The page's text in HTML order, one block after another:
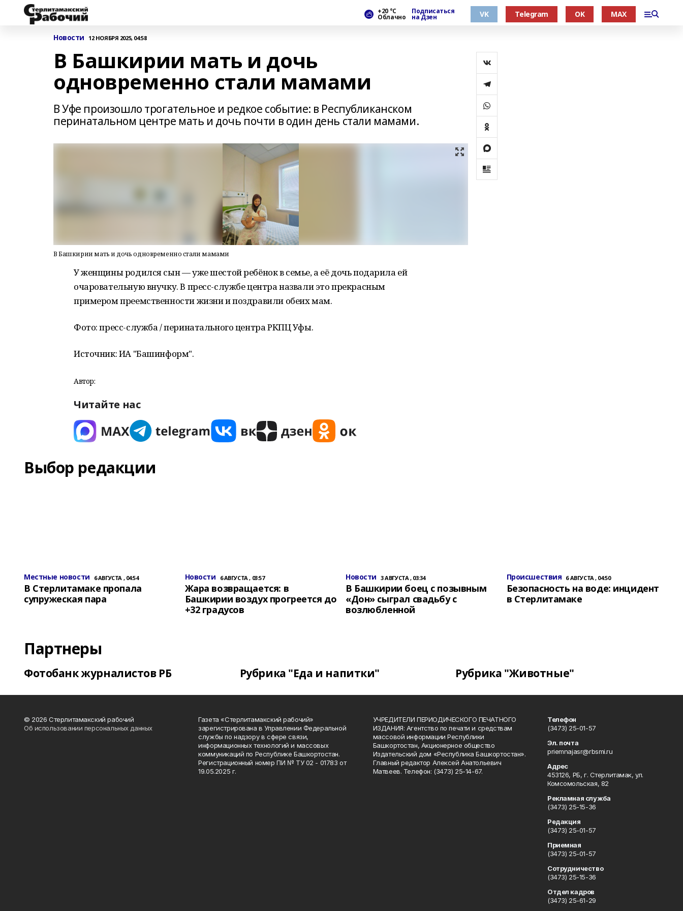
+20 °С
Облачно
Подписаться
на Дзен VK Telegram OK MAX
Новости 12 НОЯБРЯ 2025, 04:58
В Башкирии мать и дочь
одновременно стали мамами
В Уфе произошло трогательное и редкое событие: в Республиканском
перинатальном центре мать и дочь почти в один день стали мамами.
В Башкирии мать и дочь одновременно стали мамами
У женщины родился сын — уже шестой ребёнок в семье, а её дочь подарила ей
очаровательную внучку. В пресс-службе центра назвали это прекрасным
примером преемственности жизни и поздравили обеих мам.
Фото: пресс-служба / перинатального центра РКПЦ Уфы.
Источник: ИА "Башинформ".
Автор:
Читайте нас
Выбор редакции
Местные новости 6 АВГУСТА , 04:54
В Стерлитамаке пропала
супружеская пара
Новости 6 АВГУСТА , 03:57
Жара возвращается: в
Башкирии воздух прогреется до
+32 градусов
Новости 3 АВГУСТА , 03:34
В Башкирии боец с позывным
«Дон» сыграл свадьбу с
возлюбленной
Происшествия 6 АВГУСТА , 04:50
Безопасность на воде: инцидент
в Стерлитамаке
Партнеры
Фотобанк журналистов РБ Рубрика "Еда и напитки" Рубрика "Животные"
© 2026 Стерлитамакский рабочий
Об использовании персональных данных
Газета «Стерлитамакский рабочий»
зарегистрирована в Управлении Федеральной
службы по надзору в сфере связи,
информационных технологий и массовых
коммуникаций по Республике Башкортостан.
Регистрационный номер ПИ № ТУ 02 - 01783 от
19.05.2025 г.
УЧРЕДИТЕЛИ ПЕРИОДИЧЕСКОГО ПЕЧАТНОГО
ИЗДАНИЯ: Агентство по печати и средствам
массовой информации Республики
Башкортостан, Акционерное общество
Издательский дом «Республика Башкортостан».
Главный редактор Алексей Анатольевич
Матвеев. Телефон: (3473) 25-14-67.
Телефон
(3473) 25-01-57
Эл. почта
priemnajasr@rbsmi.ru
Адрес
453126, РБ, г. Стерлитамак, ул.
Комсомольская, 82
Рекламная служба
(3473) 25-15-36
Редакция
(3473) 25-01-57
Приемная
(3473) 25-01-57
Сотрудничество
(3473) 25-15-36
Отдел кадров
(3473) 25-61-29